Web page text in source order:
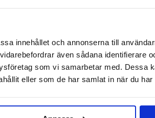
innehållet och annonserna till
även sådana identifierare
som vi samarbetar med. Dessa
eller som de har samlat in när du